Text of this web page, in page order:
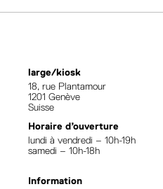
large/kiosk
18, rue Plantamour
1201 Genève
Suisse
Horaire d’ouverture
lundi à vendredi – 10h-19h
samedi – 10h-18h
Information